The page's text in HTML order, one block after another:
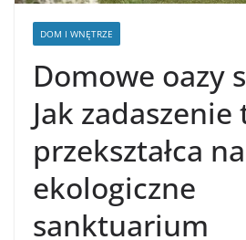
DOM I WNĘTRZE
Domowe oazy
Jak zadaszenie
przekształca
ekologiczne
sanktuarium